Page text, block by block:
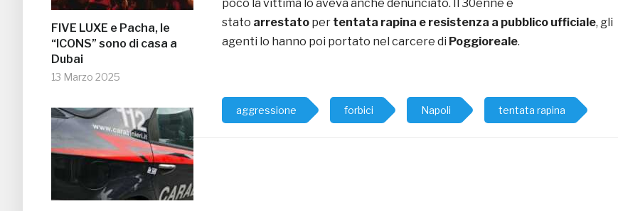
FIVE LUXE e Pacha, le
“ICONS” sono di casa a
Dubai
13 Marzo 2025
poco la vittima lo aveva anche denunciato. Il 30enne è
stato arrestato per tentata rapina e resistenza a pubblico ufficiale, gli
agenti lo hanno poi portato nel carcere di Poggioreale.
aggressione forbici Napoli tentata rapina